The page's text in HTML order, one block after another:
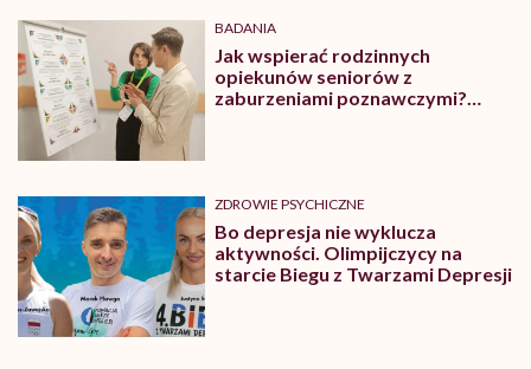
BADANIA
Jak wspierać rodzinnych
opiekunów seniorów z
zaburzeniami poznawczymi?
ZDROWIE PSYCHICZNE
Bo depresja nie wyklucza
aktywności. Olimpijczycy na
starcie Biegu z Twarzami Depresji